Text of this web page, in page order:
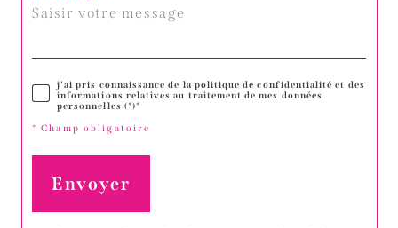
j'ai pris connaissance de la politique de confidentialité et des
informations relatives au traitement de mes données
personnelles (*)*
* Champ obligatoire
Envoyer